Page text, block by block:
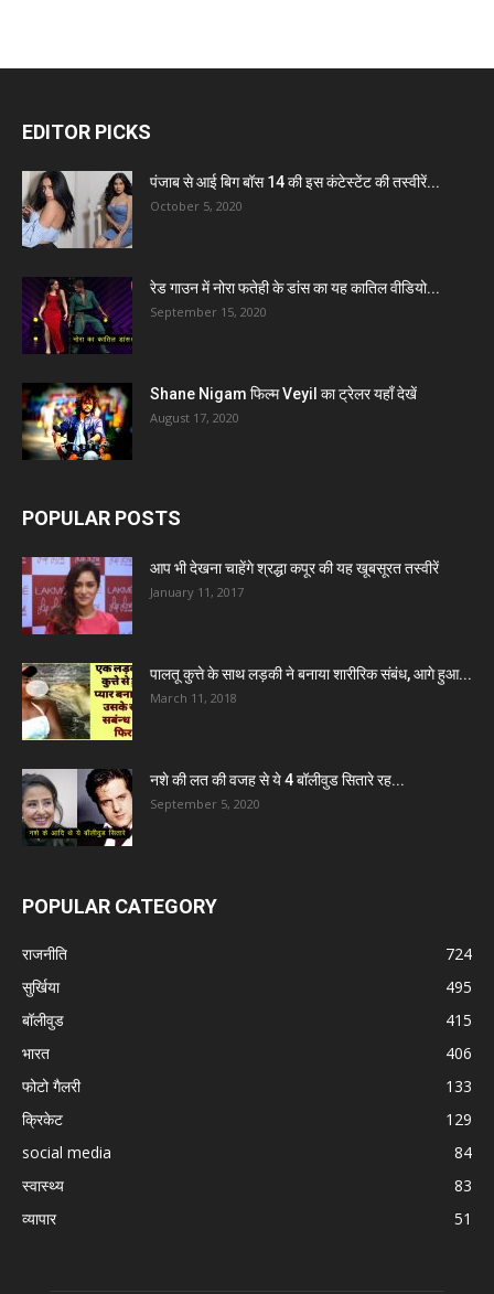
EDITOR PICKS
पंजाब से आई बिग बॉस 14 की इस कंटेस्टेंट की तस्वीरें...
October 5, 2020
रेड गाउन में नोरा फतेही के डांस का यह कातिल वीडियो...
September 15, 2020
Shane Nigam फिल्म Veyil का ट्रेलर यहाँ देखें
August 17, 2020
POPULAR POSTS
आप भी देखना चाहेंगे श्रद्धा कपूर की यह खूबसूरत तस्वीरें
January 11, 2017
पालतू कुत्ते के साथ लड़की ने बनाया शारीरिक संबंध, आगे हुआ...
March 11, 2018
नशे की लत की वजह से ये 4 बॉलीवुड सितारे रह...
September 5, 2020
POPULAR CATEGORY
राजनीति
724
सुर्खिया
495
बॉलीवुड
415
भारत
406
फोटो गैलरी
133
क्रिकेट
129
social media
84
स्वास्थ्य
83
व्यापार
51